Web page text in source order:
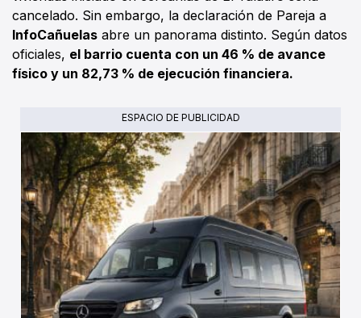
cancelado. Sin embargo, la declaración de Pareja a
InfoCañuelas abre un panorama distinto. Según datos
oficiales, el barrio cuenta con un 46 % de avance
físico y un 82,73 % de ejecución financiera.
ESPACIO DE PUBLICIDAD